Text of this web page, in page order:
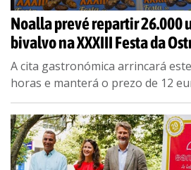
Noalla prevé repartir 26.000
bivalvo na XXXIII Festa da
A cita gastronómica arrincará
horas e manterá o prezo de 12
A cita presentouse na Casa
cunha degustación...